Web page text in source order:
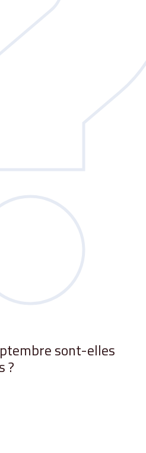
sont-elles
?